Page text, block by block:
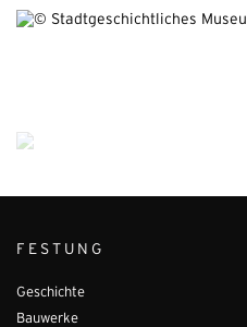
FESTUNG
Geschichte
Bauwerke